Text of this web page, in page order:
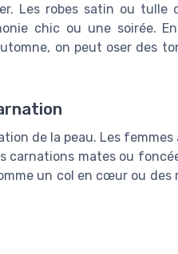
Les robes satin ou tulle
chic ou une soirée.
on peut oser des
de la peau. Les femmes
carnations mates ou
un col en cœur ou des